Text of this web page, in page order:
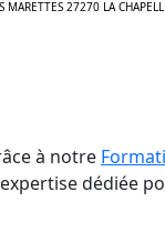
MARETTES 27270 LA
à notre
dédiée